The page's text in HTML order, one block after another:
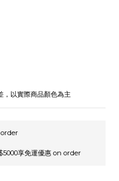
，以實際商品顏色為主
order
享免運優惠 on order